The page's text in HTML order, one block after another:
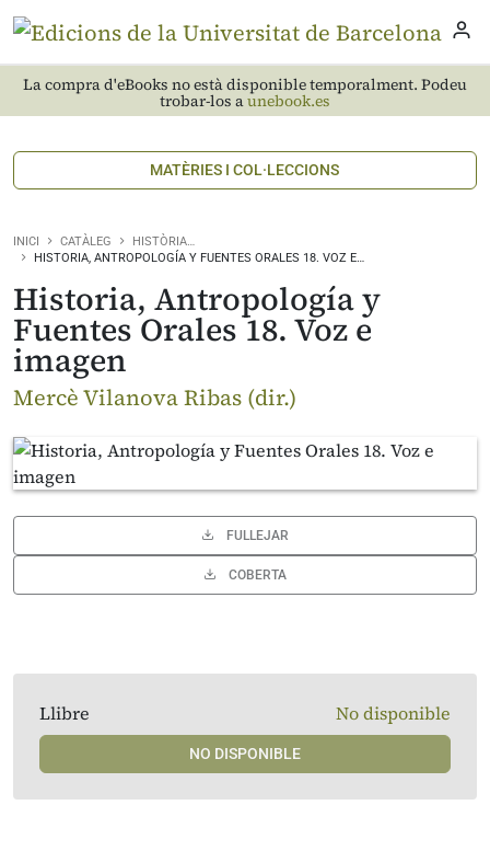
La compra d'eBooks no està disponible temporalment. Podeu
trobar-los aunebook.es
MATÈRIES I COL·LECCIONS
INICI CATÀLEG
HISTÒRIA…
HISTORIA, ANTROPOLOGÍA Y FUENTES ORALES 18. VOZ E…
Historia, Antropología y
Fuentes Orales 18. Voz e
imagen
Mercè Vilanova Ribas (dir.)
FULLEJAR
COBERTA
Llibre No disponible
NO DISPONIBLE